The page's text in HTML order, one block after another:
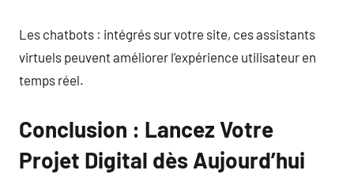
Les chatbots : intégrés sur votre site, ces assistants
virtuels peuvent améliorer l’expérience utilisateur en
temps réel.
Conclusion : Lancez Votre
Projet Digital dès Aujourd’hui